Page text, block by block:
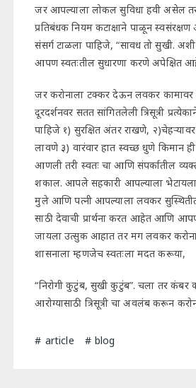
जर आपल्याला लोकल सुविधा हवी असेल
प्रतिबंधक नियम कटाक्षाने पाळून स्वसंरक्षण
संसर्ग टाळला पाहिजे, “सावध तो सुखी.
आपण स्वतःतील सुधारणा करणे अपेक्षित
जर करोनाला टक्कर देऊन लवकर
दूरदर्शनवर सतत सांगितलेली त्रिसूत्री
पाहिजे १) सुरक्षित अंतर राखणे,
लावणे ३) वारंवार हात स्वच्छ धुणे किमान ही
आणली तरी स्वतः चा आणि संपर्कातील
शकाल. आपले सहकारी आपल्याला
मुले आणि पत्नी आपल्याला लवकर
साठी देवाची प्रार्थना करत आहेत आणि
जायला उत्सुक आहात तर मग लवकर
शासनाला म्हणजेच स्वतःला मदत करूया,
“निरोगी कुटुंब, सुखी कुटुंब”. चला तर कंबर
आरोग्यासाठी त्रिसूत्री चा अवलंब करून
article blog